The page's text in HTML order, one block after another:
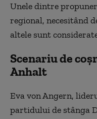
Unele dintre
regional, necesitând
altele sunt
Scenariu de
Anhalt
Eva von Angern,
partidului de stânga